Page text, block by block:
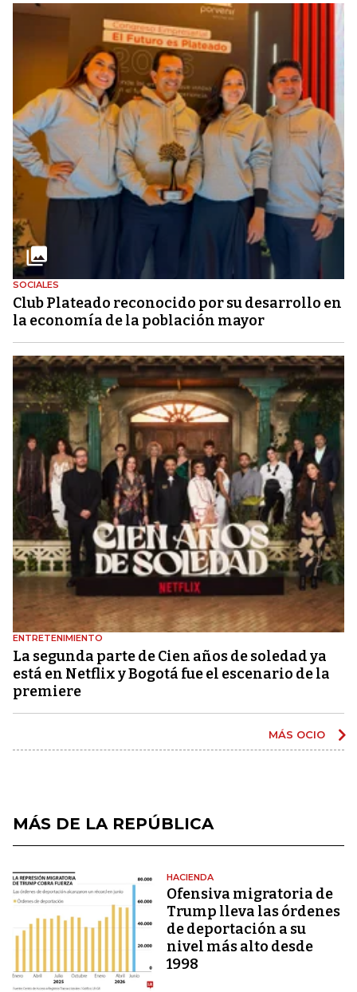
SOCIALES
Club Plateado reconocido por su desarrollo en
la economía de la población mayor
ENTRETENIMIENTO
La segunda parte de Cien años de soledad ya
está en Netflix y Bogotá fue el escenario de la
premiere
MÁS OCIO
MÁS DE LA REPÚBLICA
HACIENDA
Ofensiva migratoria de
Trump lleva las órdenes
de deportación a su
nivel más alto desde
1998